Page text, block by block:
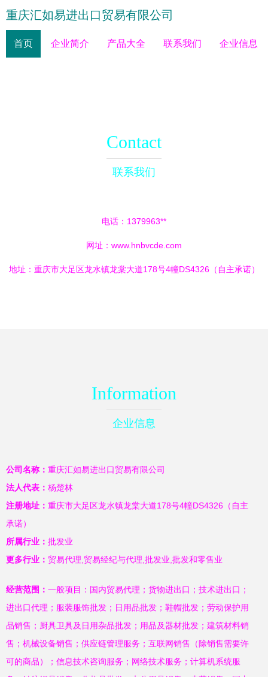
重庆汇如易进出口贸易有限公司
首页 企业简介 产品大全 联系我们 企业信息
Contact
联系我们
电话：1379963**
网址： www.hnbvcde.com
地址：重庆市大足区龙水镇龙棠大道178号4幢DS4326（自主承诺）
Information
企业信息
公司名称： 重庆汇如易进出口贸易有限公司
法人代表： 杨楚林
注册地址： 重庆市大足区龙水镇龙棠大道178号4幢DS4326（自主
承诺）
所属行业： 批发业
更多行业： 贸易代理,贸易经纪与代理,批发业,批发和零售业
经营范围： 一般项目：国内贸易代理；货物进出口；技术进出口；
进出口代理；服装服饰批发；日用品批发；鞋帽批发；劳动保护用
品销售；厨具卫具及日用杂品批发；用品及器材批发；建筑材料销
售；机械设备销售；供应链管理服务；互联网销售（除销售需要许
可的商品）；信息技术咨询服务；网络技术服务；计算机系统服